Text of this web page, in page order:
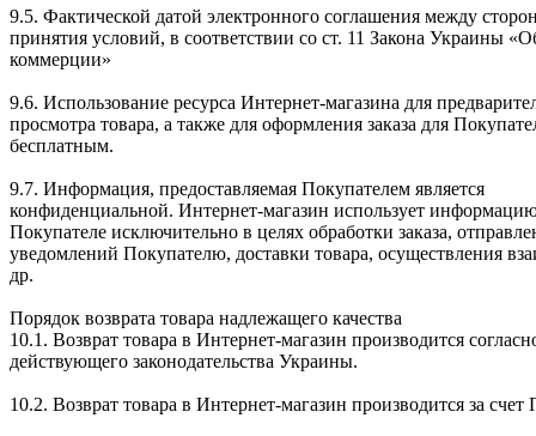
9.5. Фактической датой электронного соглашения между
принятия условий, в соответствии со ст. 11 Закона Украины
коммерции»
9.6. Использование ресурса Интернет-магазина для
просмотра товара, а также для оформления заказа для
бесплатным.
9.7. Информация, предоставляемая Покупателем является
конфиденциальной. Интернет-магазин использует
Покупателе исключительно в целях обработки заказа,
уведомлений Покупателю, доставки товара, осуществления
др.
Порядок возврата товара надлежащего качества
10.1. Возврат товара в Интернет-магазин производится
действующего законодательства Украины.
10.2. Возврат товара в Интернет-магазин производится за счет